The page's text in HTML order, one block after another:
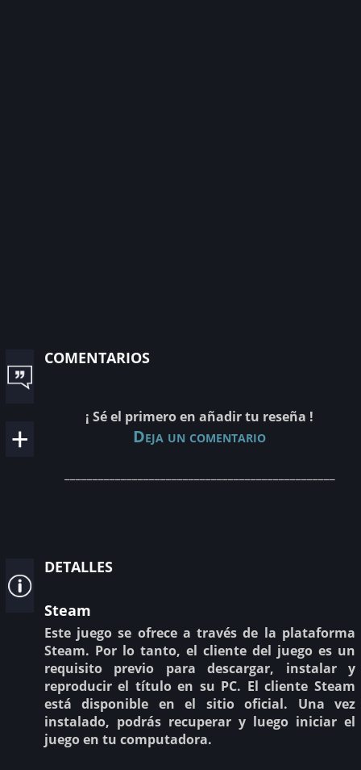
comentarios
¡ Sé el primero en añadir tu reseña !
Deja un comentario
detalles
Steam
Este juego se ofrece a través de la plataforma
Steam. Por lo tanto, el cliente del juego es un
requisito previo para descargar, instalar y
reproducir el título en su PC. El cliente Steam
está disponible en el sitio oficial. Una vez
instalado, podrás recuperar y luego iniciar el
juego en tu computadora.